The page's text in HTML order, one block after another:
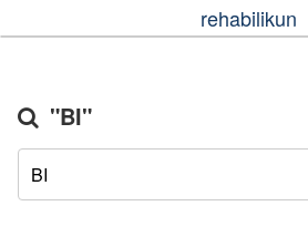
rehabilikun
"BI"